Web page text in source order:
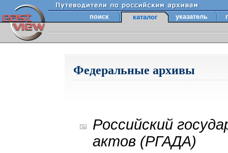
поиск каталог указатель
Федеральные архивы
Российский
актов (РГАДА)